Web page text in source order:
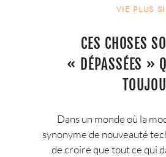
VIE PLUS
CES CHOSES
« DÉPASSÉES »
Dans un monde où la
synonyme de nouveauté
de croire que tout ce qui